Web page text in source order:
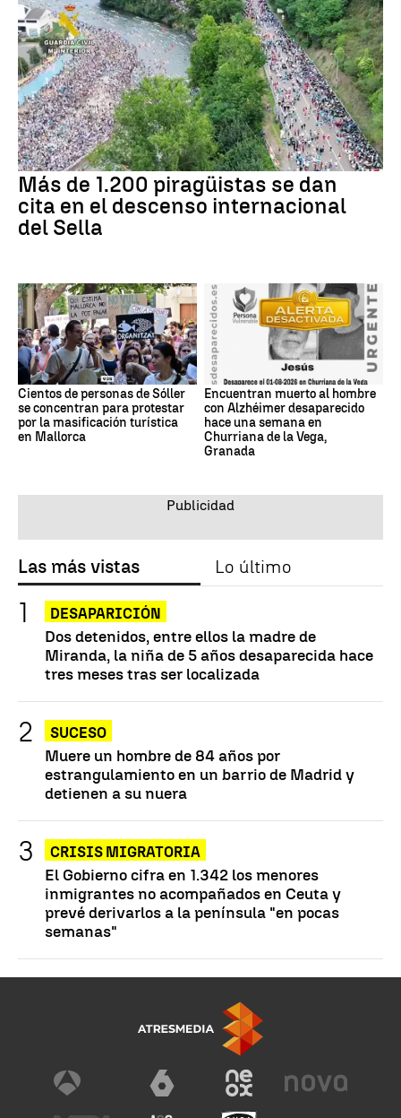
Más de 1.200 piragüistas se dan
cita en el descenso internacional
del Sella
Cientos de personas de Sóller
se concentran para protestar
por la masificación turística
en Mallorca
Encuentran muerto al hombre
con Alzhéimer desaparecido
hace una semana en
Churriana de la Vega,
Granada
Las más vistas Lo último
DESAPARICIÓN
Dos detenidos, entre ellos la madre de
Miranda, la niña de 5 años desaparecida hace
tres meses tras ser localizada
SUCESO
Muere un hombre de 84 años por
estrangulamiento en un barrio de Madrid y
detienen a su nuera
CRISIS MIGRATORIA
El Gobierno cifra en 1.342 los menores
inmigrantes no acompañados en Ceuta y
prevé derivarlos a la península "en pocas
semanas"